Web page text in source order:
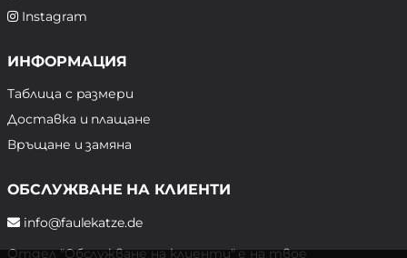
Instagram
ИНФОРМАЦИЯ
Таблица с размери
Доставка и плащане
Връщане и замяна
ОБСЛУЖВАНЕ НА КЛИЕНТИ
info@faulekatze.de
Отдел "Обслужване на клиенти" е на твое